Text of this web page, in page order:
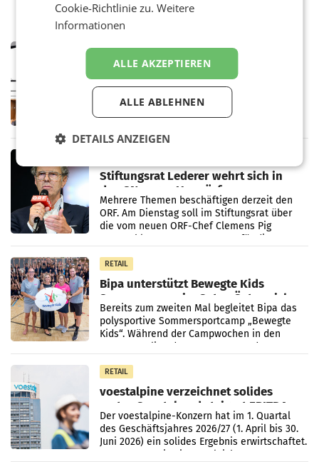
MARKETING & MEDIA
Pilnacek-U-Ausschuss - Presserat
fordert sensible Berichterstattung
WIEN Der Presserat fordert Medienvertreter
dazu auf, im U-Ausschuss zu den
Ermittlungen rund um das Ableben des Ex-
Pilnacek, auf sensible
Stiftungsrat Lederer wehrt sich in
den SN gegen Vorwürfe
Mehrere Themen beschäftigen derzeit den
ORF. Am Dienstag soll im Stiftungsrat über
die vom neuen ORF-Chef Clemens Pig
vorgeschlagenen Besetzungen für die
RETAIL
Bipa unterstützt Bewegte Kids
Sommercamps im Osten Österreichs
Bereits zum zweiten Mal begleitet Bipa das
polysportive Sommersportcamp „Bewegte
Kids“. Während der Campwochen in den
Monaten Juli und August versorgt das
RETAIL
voestalpine verzeichnet solides
erstes Quartal und steigert EBITDA
Der voestalpine-Konzern hat im 1. Quartal
des Geschäftsjahres 2026/27 (1. April bis 30.
Juni 2026) ein solides Ergebnis erwirtschaftet.
Der Umsatz stieg im Vergleich zur
Cookie-Richtlinie zu.Weitere
Informationen
ALLE AKZEPTIEREN
ALLE ABLEHNEN
DETAILS ANZEIGEN